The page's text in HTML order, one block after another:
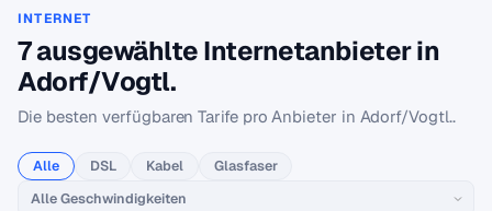
INTERNET
7 ausgewählte Internetanbieter in
Adorf/Vogtl.
Die besten verfügbaren Tarife pro Anbieter in Adorf/Vogtl..
Alle DSL Kabel Glasfaser